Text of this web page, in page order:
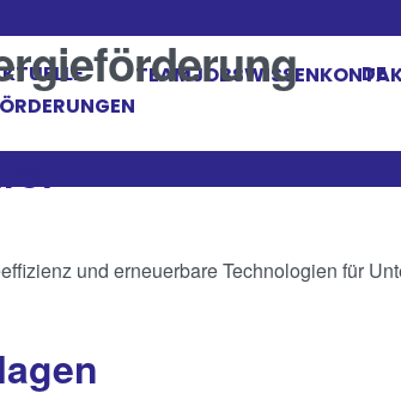
TEAMJOBSWISSEN DE
und erneuerbare Technologien für